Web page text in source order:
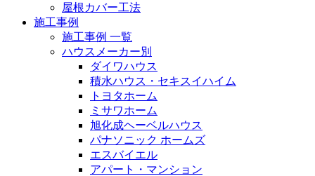
屋根カバー工法
施工事例
施工事例 一覧
ハウスメーカー別
ダイワハウス
積水ハウス・セキスイハイム
トヨタホーム
ミサワホーム
旭化成ヘーベルハウス
パナソニック ホームズ
エスバイエル
アパート・マンション